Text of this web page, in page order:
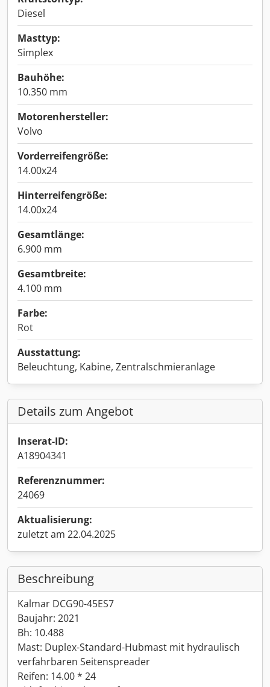
Diesel
Masttyp:
Simplex
Bauhöhe:
10.350 mm
Motorenhersteller:
Volvo
Vorderreifengröße:
14.00x24
Hinterreifengröße:
14.00x24
Gesamtlänge:
6.900 mm
Gesamtbreite:
4.100 mm
Farbe:
Rot
Ausstattung:
Beleuchtung, Kabine, Zentralschmieranlage
Details zum Angebot
Inserat-ID:
A18904341
Referenznummer:
24069
Aktualisierung:
zuletzt am 22.04.2025
Beschreibung
Kalmar DCG90-45ES7
Baujahr: 2021
Bh: 10.488
Mast: Duplex-Standard-Hubmast mit hydraulisch
verfahrbaren Seitenspreader
Reifen: 14.00 * 24